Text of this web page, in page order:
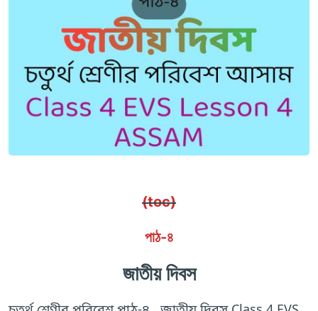
(toc)
পাঠ-৪
জাতীয় দিবস